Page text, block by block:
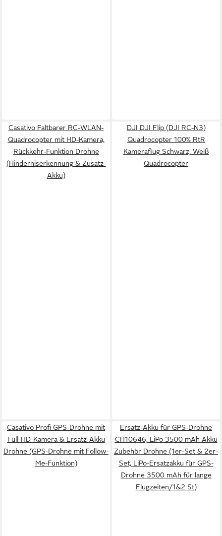
Casativo Faltbarer RC-WLAN-
Quadrocopter mit HD-Kamera,
Rückkehr-Funktion Drohne
(Hinderniserkennung & Zusatz-
Akku)
DJI DJI Flip (DJI RC-N3)
Quadrocopter 100% RtR
Kameraflug Schwarz, Weiß
Quadrocopter
Casativo Profi GPS-Drohne mit
Full-HD-Kamera & Ersatz-Akku
Drohne (GPS-Drohne mit Follow-
Me-Funktion)
Ersatz-Akku für GPS-Drohne
CH10646, LiPo 3500 mAh Akku
Zubehör Drohne (1er-Set & 2er-
Set, LiPo-Ersatzakku für GPS-
Drohne 3500 mAh für lange
Flugzeiten/1&2 St)